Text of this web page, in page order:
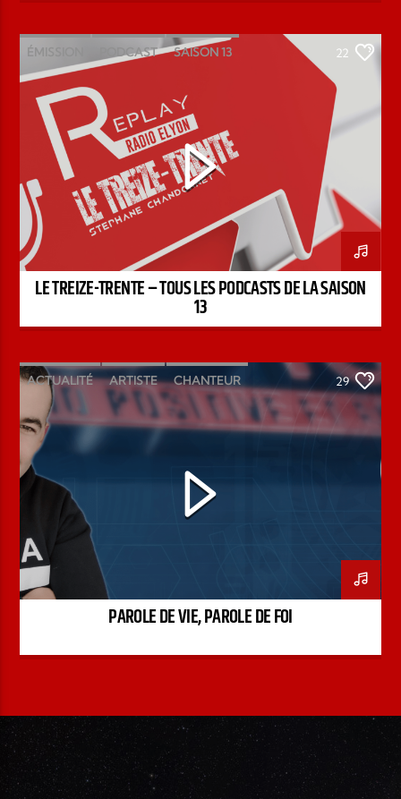
ÉMISSION PODCAST SAISON 13
STÉPHANE CHANDONNET
22
LE TREIZE-TRENTE – TOUS LES PODCASTS DE LA SAISON
13
ACTUALITÉ ARTISTE CHANTEUR
ÉMISSION INTERVIEW KENZO DAVID
PAROLE DE FOI
PODCAST
29
PAROLE DE VIE, PAROLE DE FOI